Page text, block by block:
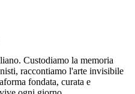
Custodiamo la memoria
raccontiamo l'arte invisibile
fondata, curata e